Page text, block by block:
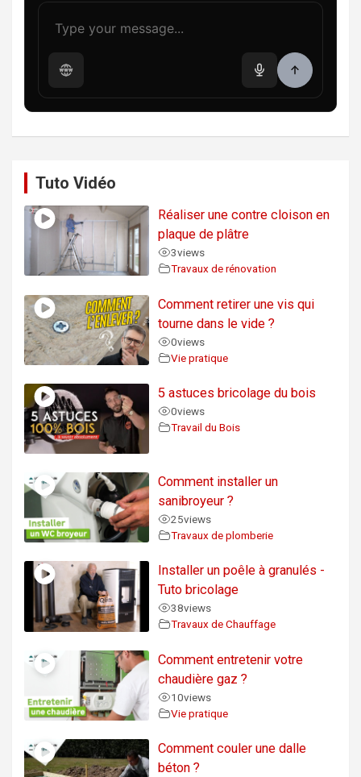
Tuto Vidéo
Réaliser une contre cloison en
plaque de plâtre
3views
Travaux de rénovation
Comment retirer une vis qui
tourne dans le vide ?
0views
Vie pratique
5 astuces bricolage du bois
0views
Travail du Bois
Comment installer un
sanibroyeur ?
25views
Travaux de plomberie
Installer un poêle à granulés -
Tuto bricolage
38views
Travaux de Chauffage
Comment entretenir votre
chaudière gaz ?
10views
Vie pratique
Comment couler une dalle
béton ?